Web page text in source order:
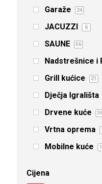
Garaže
24
JACUZZI 6
SAUNE 56
Nadstrešnice i
Grill kućice 21
Dječja Igrališta
Drvene kuće
Vrtna oprema
Mobilne kuće
Cijena